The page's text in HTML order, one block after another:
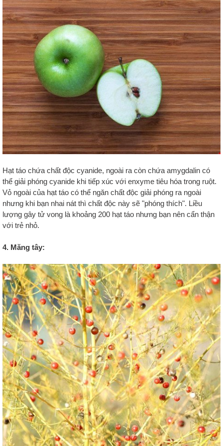
Hạt táo chứa chất độc cyanide, ngoài ra còn chứa amygdalin có
thể giải phóng cyanide khi tiếp xúc với enxyme tiêu hóa trong ruột.
Vỏ ngoài của hạt táo có thể ngăn chất độc giải phóng ra ngoài
nhưng khi bạn nhai nát thì chất độc này sẽ "phóng thích". Liều
lượng gây tử vong là khoảng 200 hạt táo nhưng bạn nên cẩn thận
với trẻ nhỏ.
4. Măng tây: